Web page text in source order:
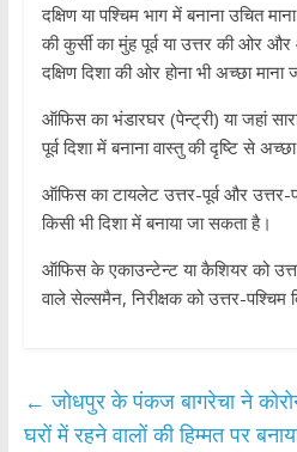
दक्षिण या पश्चिम भाग में बनाना उचित
की कुर्सी का मुंह पूर्व या उत्तर की ओर
दक्षिण दिशा की ओर होना भी अच्छा माना
ऑफिस का भंडारघर (पेन्ट्री) या जहां
पूर्व दिशा में बनाना वास्तु की दृष्टि से
ऑफिस का टायलेट उत्तर-पूर्व और उत्तर-
किसी भी दिशा में बनाया जा सकता है।
ऑफिस के एकाउन्टेन्ट या कैशियर को
वाले सेल्समैन, निरीक्षक को उत्तर-पश्चिम
← जोधपुर के पंकज बागरेचा ने
घरों में रहने वालों की हिम्मत पर